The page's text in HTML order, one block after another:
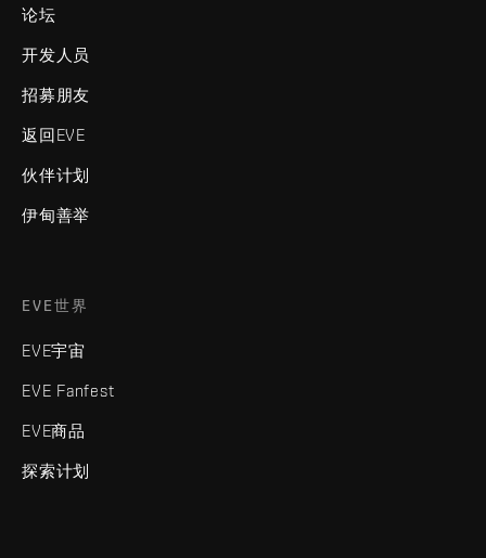
论坛
开发人员
招募朋友
返回EVE
伙伴计划
伊甸善举
EVE世界
EVE宇宙
EVE Fanfest
EVE商品
探索计划